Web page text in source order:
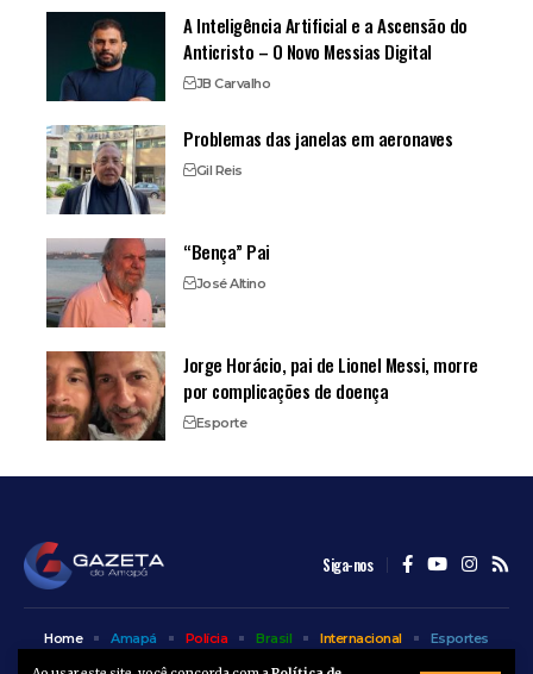
A Inteligência Artificial e a Ascensão do
Anticristo – O Novo Messias Digital
JB Carvalho
Problemas das janelas em aeronaves
Gil Reis
“Bença” Pai
José Altino
Jorge Horácio, pai de Lionel Messi, morre
por complicações de doença
Esporte
Siga-nos
Home Amapá Polícia Brasil Internacional
Esportes
Bem Estar
Entretenimento